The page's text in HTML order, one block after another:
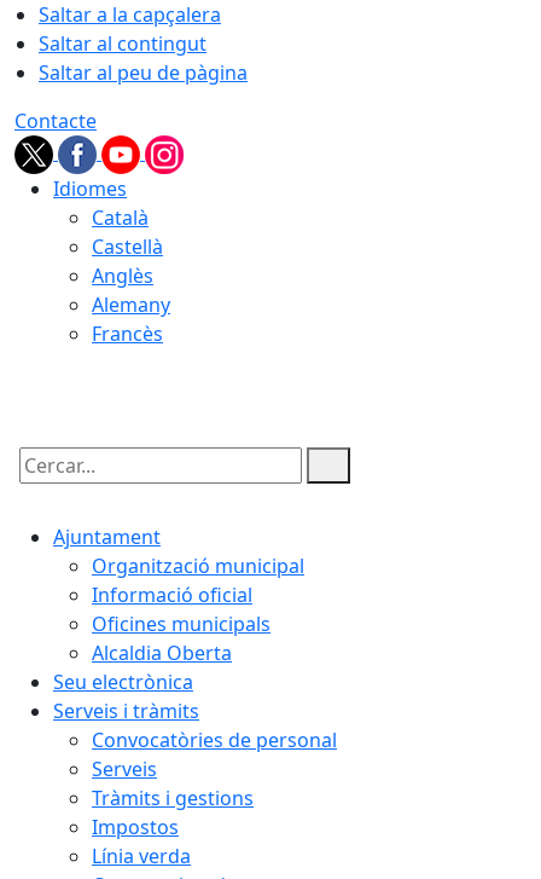
Saltar a la capçalera
Saltar al contingut
Saltar al peu de pàgina
Contacte
Idiomes
Català
Castellà
Anglès
Alemany
Francès
Cercar:
Ajuntament
Organització municipal
Informació oficial
Oficines municipals
Alcaldia Oberta
Seu electrònica
Serveis i tràmits
Convocatòries de personal
Serveis
Tràmits i gestions
Impostos
Línia verda